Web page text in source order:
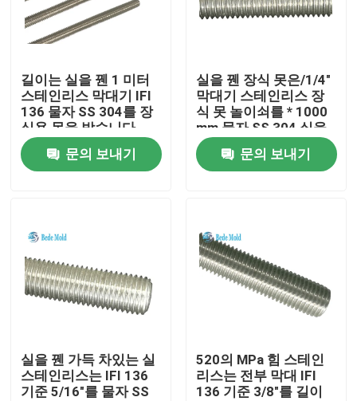
회사 소개
공장 여행
품질 관리
소식
조회를 요청하다
가이드 필라와 부싱
길이는 실을 꿴 1 미터
스테인리스 막대기 IFI
136 물자 SS 304를 장
식용 목을 박습니다
문의 보내기
실을 꿴 장식 못은/1/4"
막대기 스테인리스 장
식 못 놀이쇠를 * 1000
mm 물자 SS 304 실을
꿰었습니다
문의 보내기
실을 꿴 가득 차있는 실
스테인리스는 IFI 136
기준 5/16"를 물자 SS
520의 MPa 힘 스테인
리스는 전부 막대 IFI
136 기준 3/8"를 길이